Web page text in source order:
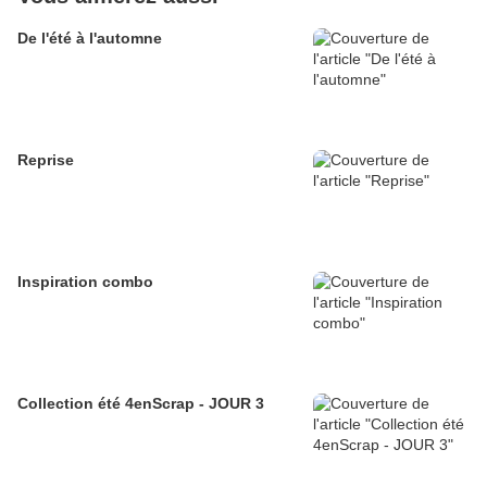
De l'été à l'automne
Reprise
Inspiration combo
Collection été 4enScrap - JOUR 3